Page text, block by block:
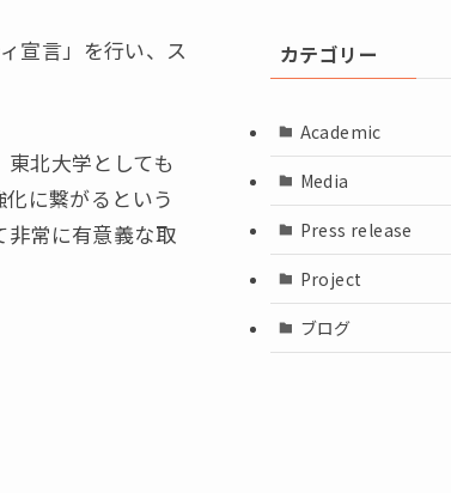
宣言」を行い、ス
北大学としても
に繋がるという
非常に有意義な取
カテゴリー
Academic
Media
Press release
Project
ブログ